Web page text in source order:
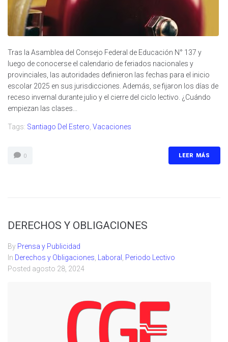
Tras la Asamblea del Consejo Federal de Educación N° 137 y
luego de conocerse el calendario de feriados nacionales y
provinciales, las autoridades definieron las fechas para el inicio
escolar 2025 en sus jurisdicciones. Además, se fijaron los días de
receso invernal durante julio y el cierre del ciclo lectivo. ¿Cuándo
empiezan las clases...
Tags: Santiago Del Estero, Vacaciones
0 LEER MÁS
DERECHOS Y OBLIGACIONES
By Prensa y Publicidad
In Derechos y Obligaciones, Laboral , Periodo Lectivo
Posted agosto 28, 2024